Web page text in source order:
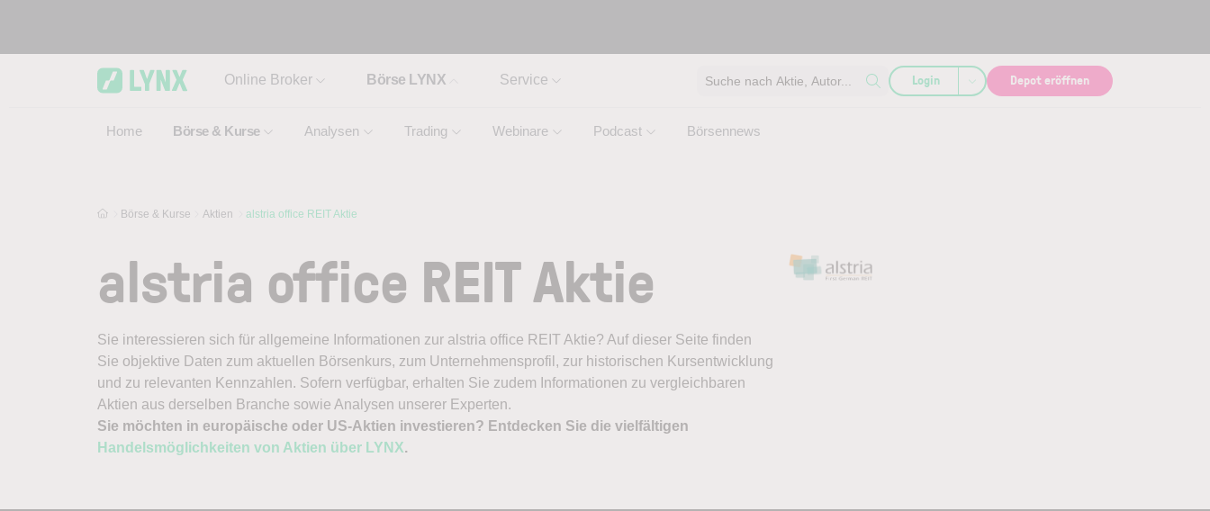
Online Broker Börse LYNX
Home Börse & Kurse Analysen Trading Webinare Podcast Börsennews
Service Suche nach Aktie, Autor... Login Depot eröffnen
Börse & Kurse Aktien alstria office REIT Aktie
alstria office REIT Aktie
Sie interessieren sich für allgemeine Informationen zur alstria office REIT Aktie? Auf dieser Seite finden
Sie objektive Daten zum aktuellen Börsenkurs, zum Unternehmensprofil, zur historischen Kursentwicklung
und zu relevanten Kennzahlen. Sofern verfügbar, erhalten Sie zudem Informationen zu vergleichbaren
Aktien aus derselben Branche sowie Analysen unserer Experten.
Sie möchten in europäische oder US-Aktien investieren? Entdecken Sie die vielfältigen
Handelsmöglichkeiten von Aktien über LYNX.